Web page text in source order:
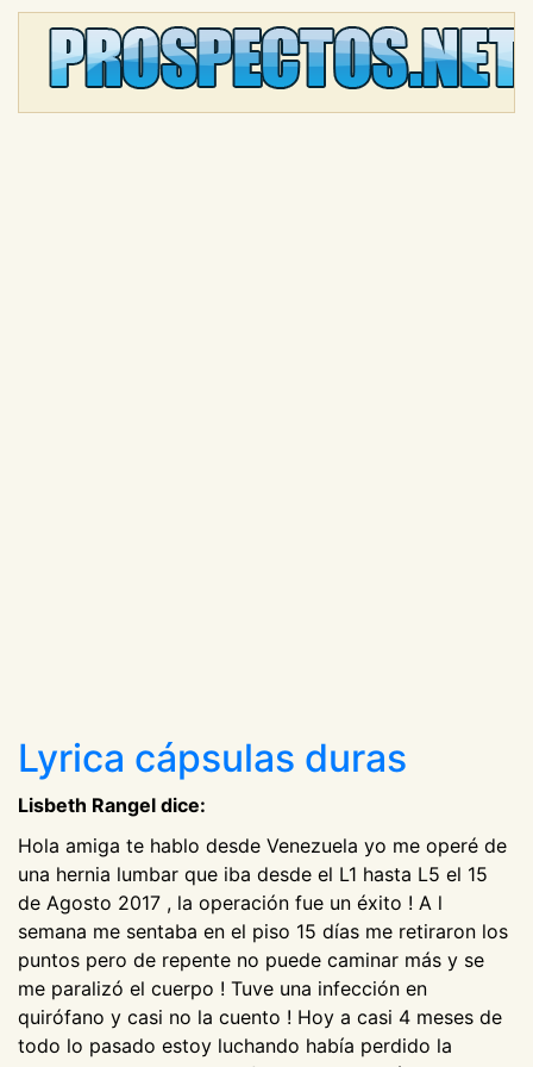
Lyrica cápsulas duras
Lisbeth Rangel dice:
Hola amiga te hablo desde Venezuela yo me operé de
una hernia lumbar que iba desde el L1 hasta L5 el 15
de Agosto 2017 , la operación fue un éxito ! A l
semana me sentaba en el piso 15 días me retiraron los
puntos pero de repente no puede caminar más y se
me paralizó el cuerpo ! Tuve una infección en
quirófano y casi no la cuento ! Hoy a casi 4 meses de
todo lo pasado estoy luchando había perdido la